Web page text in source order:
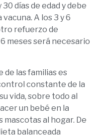
días de edad y debe
A los 3 y 6
refuerzo de
meses será necesario
de las familias es
constante de la
vida, sobre todo al
un bebé en la
mascotas al hogar. De
balanceada